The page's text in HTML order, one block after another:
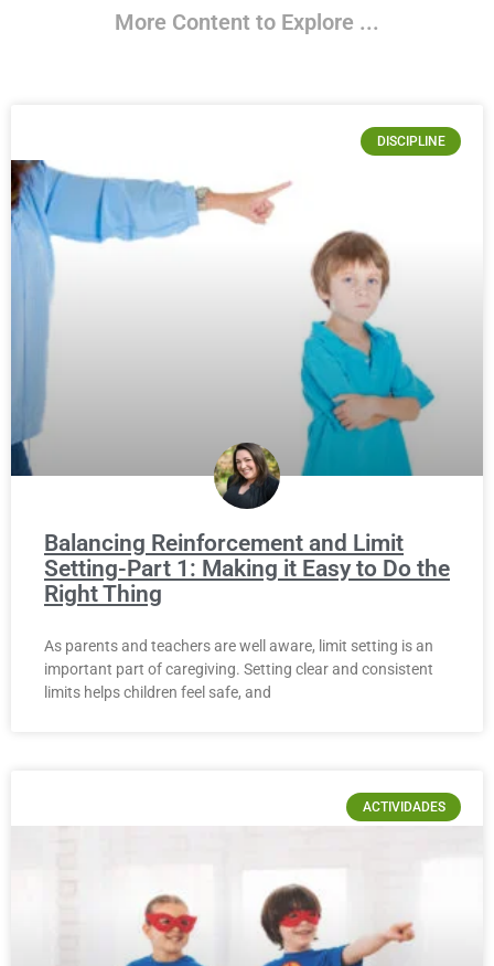
More Content to Explore ...
DISCIPLINE
Balancing Reinforcement and Limit
Setting-Part 1: Making it Easy to Do the
Right Thing
As parents and teachers are well aware, limit setting is an
important part of caregiving. Setting clear and consistent
limits helps children feel safe, and
ACTIVIDADES